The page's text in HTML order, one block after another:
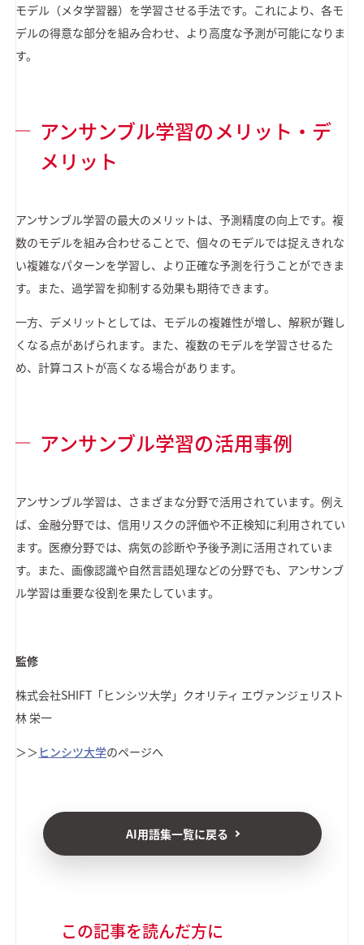
モデル（メタ学習器）を学習させる手法です。これにより、各モ
デルの得意な部分を組み合わせ、より高度な予測が可能になりま
す。
アンサンブル学習のメリット・デ
メリット
アンサンブル学習の最大のメリットは、予測精度の向上です。複
数のモデルを組み合わせることで、個々のモデルでは捉えきれな
い複雑なパターンを学習し、より正確な予測を行うことができま
す。また、過学習を抑制する効果も期待できます。
一方、デメリットとしては、モデルの複雑性が増し、解釈が難し
くなる点があげられます。また、複数のモデルを学習させるた
め、計算コストが高くなる場合があります。
アンサンブル学習の活用事例
アンサンブル学習は、さまざまな分野で活用されています。例え
ば、金融分野では、信用リスクの評価や不正検知に利用されてい
ます。医療分野では、病気の診断や予後予測に活用されていま
す。また、画像認識や自然言語処理などの分野でも、アンサンブ
ル学習は重要な役割を果たしています。
監修
株式会社SHIFT 「ヒンシツ大学」クオリティ エヴァンジェリスト
林 栄一
＞＞ ヒンシツ大学のページへ
AI用語集一覧に戻る
この記事を読んだ方に